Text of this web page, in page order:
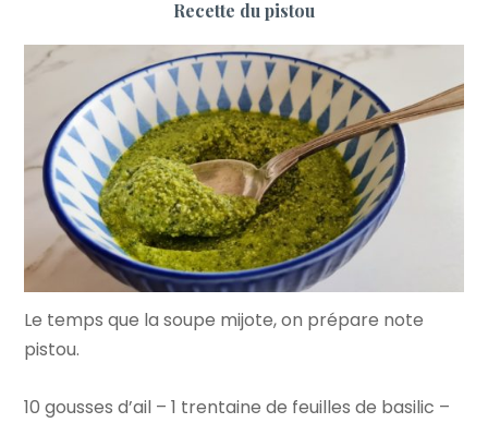
Recette du pistou
Le temps que la soupe mijote, on prépare note
pistou.
10 gousses d’ail – 1 trentaine de feuilles de basilic –